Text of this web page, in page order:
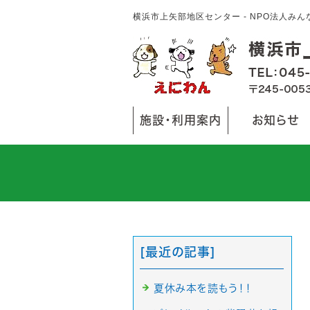
横浜市上矢部地区センター - NPO法人みん
施設・利用案内 お知らせ
[最近の記事]
夏休み本を読もう！！